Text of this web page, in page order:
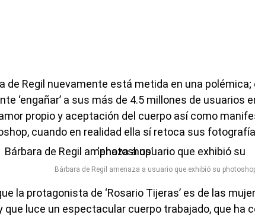
de Regil nuevamente está metida en una polémica;
‘engañar’ a sus más de 4.5 millones de usuarios
propio y aceptación del cuerpo así como
cuando en realidad ella sí retoca sus
Bárbara de Regil amenaza a usuario que exhibió su
la protagonista de ‘Rosario Tijeras’ es de las
que luce un espectacular cuerpo trabajado, que ha